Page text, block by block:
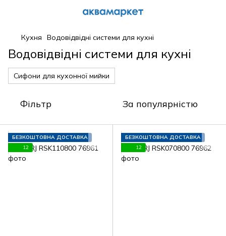
Кухня Водовідвідні системи для кухні
Водовідвідні системи для кухні
Сифони для кухонної мийки
Фільтр За популярністю
БЕЗКОШТОВНА ДОСТАВКА
12
БЕЗКОШТОВНА ДОСТАВКА
12